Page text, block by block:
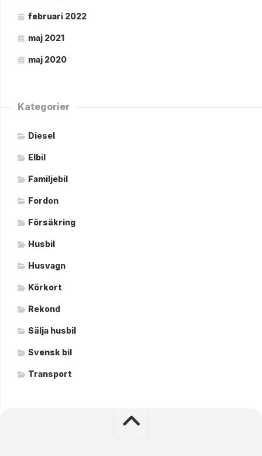
februari 2022
maj 2021
maj 2020
Kategorier
Diesel
Elbil
Familjebil
Fordon
Försäkring
Husbil
Husvagn
Körkort
Rekond
Sälja husbil
Svensk bil
Transport